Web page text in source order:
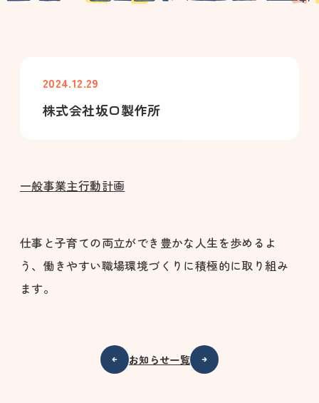
2024.12.29
株式会社坂口製作所
一般事業主行動計画
仕事と子育ての両立ができ豊かな人生を歩めるよ
う、働きやすい職場環境づくりに積極的に取り組み
ます。
お知らせ一覧